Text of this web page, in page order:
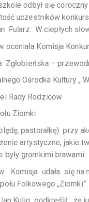
odbył się
uczestników
W ciepłych
Komisja
–
Ośrodka Kultury „
Rady Rodziców
Ziomki
pastorałkę) przy
artystyczne, jakie
gromkimi brawami.
Komisja udała się na
Folkowego „Ziomki”